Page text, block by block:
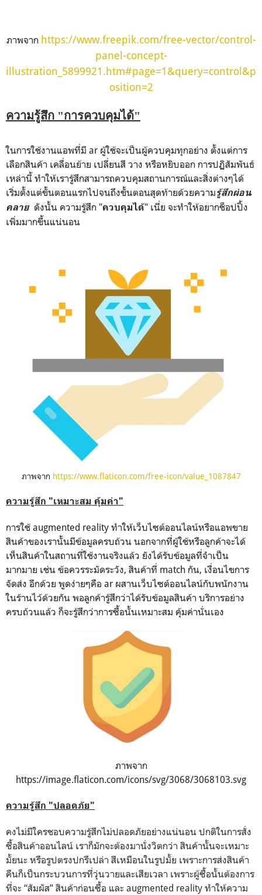
ภาพจาก https://www.freepik.com/free-vector/control-
panel-concept-
illustration_5899921.htm#page=1&query=control&p
osition=2
ความรู้สึก "การควบคุมได้"
ในการใช้งานแอพที่มี ar ผู้ใช้จะเป็นผู้ควบคุมทุกอย่าง ตั้งแต่การ
เลือกสินค้า เคลื่อนย้าย เปลี่ยนสี วาง หรือหยิบออก การปฏิสัมพันธ์
เหล่านี้ ทำให้เรารู้สึกสามารถควบคุมสถานการณ์และสิ่งต่างๆได้
เริ่มตั้งแต่ขั้นตอนแรกไปจนถึงขั้นตอนสุดท้ายด้วยความรู้สึกผ่อน
คลาย ดังนั้น ความรู้สึก "ควบคุมได้" เนี่ย จะทำให้อยากช็อปปิ้ง
เพิ่มมากขึ้นแน่นอน
ภาพจาก https://www.flaticon.com/free-icon/value_1087847
ความรู้สึก "เหมาะสม คุ้มค่า"
การใช้ augmented reality ทำให้เว็บไซต์ออนไลน์หรือแอพขาย
สินค้าของเรานั้นมีข้อมูลครบถ้วน นอกจากที่ผู้ใช้หรือลูกค้าจะได้
เห็นสินค้าในสถานที่ใช้งานจริงแล้ว ยังได้รับข้อมูลที่จำเป็น
มากมาย เช่น ข้อควรระมัดระวัง, สินค้าที่ match กัน, เงื่อนไขการ
จัดส่ง อีกด้วย พูดง่ายๆคือ ar ผสานเว็บไซต์ออนไลน์กับพนักงาน
ในร้านไว้ด้วยกัน พอลูกค้ารู้สึกว่าได้รับข้อมูลสินค้า บริการอย่าง
ครบถ้วนแล้ว ก็จะรู้สึกว่าการซื้อนั้นเหมาะสม คุ้มค่านั่นเอง
ภาพจาก
https://image.flaticon.com/icons/svg/3068/3068103.svg
ความรู้สึก "ปลอดภัย"
คงไม่มีใครชอบความรู้สึกไม่ปลอดภัยอย่างแน่นอน ปกติในการสั่ง
ซื้อสินค้าออนไลน์ เราก็มักจะต้องมานั่งวิตกว่า สินค้านั้นจะเหมาะ
มั้ยนะ หรือรูปตรงปกรึเปล่า สีเหมือนในรูปมั้ย เพราะการส่งสินค้า
คืนก็เป็นกระบวนการที่วุ่นวายและเสียเวลา เพราะผู้ซื้อนั้นต้องการ
ที่จะ “สัมผัส” สินค้าก่อนซื้อ และ augmented reality ทำให้ความ